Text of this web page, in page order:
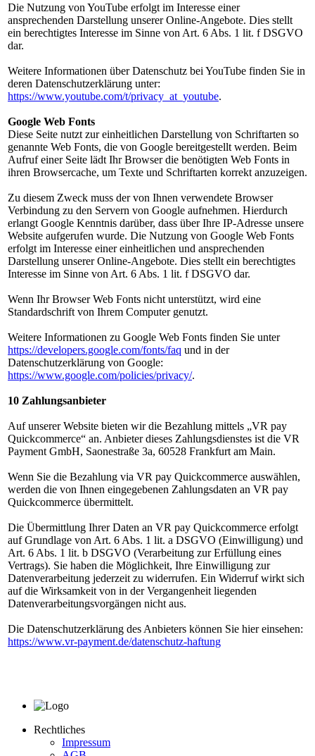
Die Nutzung von YouTube erfolgt im Interesse einer
ansprechenden Darstellung unserer Online-Angebote. Dies stellt
ein berechtigtes Interesse im Sinne von Art. 6 Abs. 1 lit. f DSGVO
dar.
Weitere Informationen über Datenschutz bei YouTube finden Sie in
deren Datenschutzerklärung unter:
https://www.youtube.com/t/privacy_at_youtube.
Google Web Fonts
Diese Seite nutzt zur einheitlichen Darstellung von Schriftarten so
genannte Web Fonts, die von Google bereitgestellt werden. Beim
Aufruf einer Seite lädt Ihr Browser die benötigten Web Fonts in
ihren Browsercache, um Texte und Schriftarten korrekt anzuzeigen.
Zu diesem Zweck muss der von Ihnen verwendete Browser
Verbindung zu den Servern von Google aufnehmen. Hierdurch
erlangt Google Kenntnis darüber, dass über Ihre IP-Adresse unsere
Website aufgerufen wurde. Die Nutzung von Google Web Fonts
erfolgt im Interesse einer einheitlichen und ansprechenden
Darstellung unserer Online-Angebote. Dies stellt ein berechtigtes
Interesse im Sinne von Art. 6 Abs. 1 lit. f DSGVO dar.
Wenn Ihr Browser Web Fonts nicht unterstützt, wird eine
Standardschrift von Ihrem Computer genutzt.
Weitere Informationen zu Google Web Fonts finden Sie unter
https://developers.google.com/fonts/faq und in der
Datenschutzerklärung von Google:
https://www.google.com/policies/privacy/.
10 Zahlungsanbieter
Auf unserer Website bieten wir die Bezahlung mittels „VR pay
Quickcommerce“ an. Anbieter dieses Zahlungsdienstes ist die VR
Payment GmbH, Saonestraße 3a, 60528 Frankfurt am Main.
Wenn Sie die Bezahlung via VR pay Quickcommerce auswählen,
werden die von Ihnen eingegebenen Zahlungsdaten an VR pay
Quickcommerce übermittelt.
Die Übermittlung Ihrer Daten an VR pay Quickcommerce erfolgt
auf Grundlage von Art. 6 Abs. 1 lit. a DSGVO (Einwilligung) und
Art. 6 Abs. 1 lit. b DSGVO (Verarbeitung zur Erfüllung eines
Vertrags). Sie haben die Möglichkeit, Ihre Einwilligung zur
Datenverarbeitung jederzeit zu widerrufen. Ein Widerruf wirkt sich
auf die Wirksamkeit von in der Vergangenheit liegenden
Datenverarbeitungsvorgängen nicht aus.
Die Datenschutzerklärung des Anbieters können Sie hier einsehen:
https://www.vr-payment.de/datenschutz-haftung
Rechtliches
Impressum